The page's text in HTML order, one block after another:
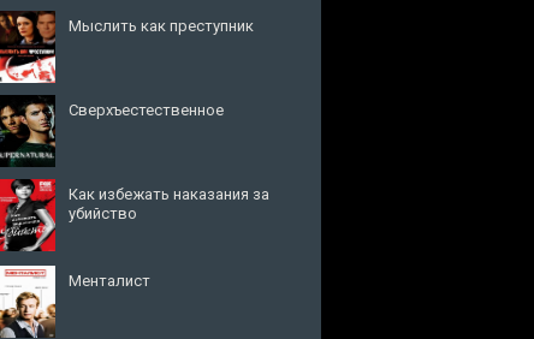
Мыслить как преступник
Сверхъестественное
Как избежать наказания за
убийство
Менталист